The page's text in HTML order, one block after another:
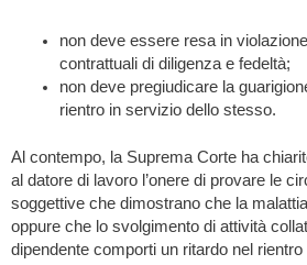
non deve essere resa in
contrattuali di diligenza e fedeltà;
non deve pregiudicare la
rientro in servizio dello stesso.
Al contempo, la Suprema Corte ha
al datore di lavoro l’onere di provare le
soggettive che dimostrano che la
oppure che lo svolgimento di attività
dipendente comporti un ritardo nel